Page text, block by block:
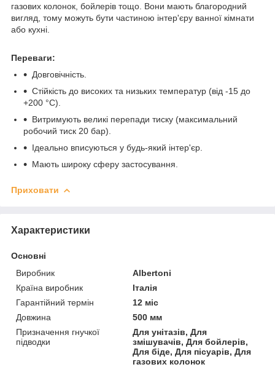
газових колонок, бойлерів тощо. Вони мають благородний
вигляд, тому можуть бути частиною інтер'єру ванної кімнати
або кухні.
Переваги:
Довговічність.
Стійкість до високих та низьких температур (від -15 до
+200 °С).
Витримують великі перепади тиску (максимальний
робочий тиск 20 бар).
Ідеально вписуються у будь-який інтер'єр.
Мають широку сферу застосування.
Приховати
Характеристики
Основні
Виробник
Albertoni
Країна виробник
Італія
Гарантійний термін
12 міс
Довжина
500 мм
Призначення гнучкої
підводки
Для унітазів, Для
змішувачів, Для бойлерів,
Для біде, Для пісуарів, Для
газових колонок